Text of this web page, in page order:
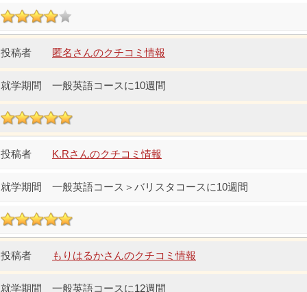
匿名さんのクチコミ情報
一般英語コースに10週間
K.Rさんのクチコミ情報
一般英語コース＞バリスタコースに10週間
もりはるかさんのクチコミ情報
一般英語コースに12週間